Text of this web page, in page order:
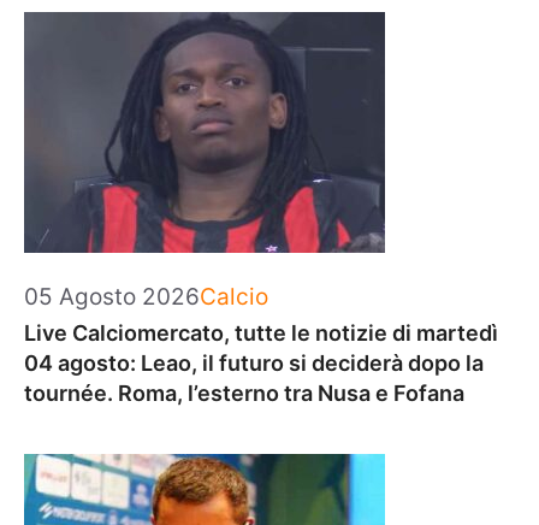
05 Agosto 2026Categorie
Calcio
Live Calciomercato, tutte le notizie di martedì
04 agosto: Leao, il futuro si deciderà dopo la
tournée. Roma, l’esterno tra Nusa e Fofana